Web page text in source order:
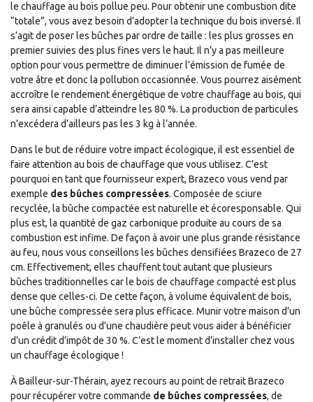
le chauffage au bois pollue peu. Pour obtenir une combustion dite
“totale”, vous avez besoin d’adopter la technique du bois inversé. Il
s’agit de poser les bûches par ordre de taille : les plus grosses en
premier suivies des plus fines vers le haut. Il n’y a pas meilleure
option pour vous permettre de diminuer l’émission de fumée de
votre âtre et donc la pollution occasionnée. Vous pourrez aisément
accroître le rendement énergétique de votre chauffage au bois, qui
sera ainsi capable d’atteindre les 80 %. La production de particules
n’excédera d’ailleurs pas les 3 kg à l’année.
Dans le but de réduire votre impact écologique, il est essentiel de
faire attention au bois de chauffage que vous utilisez. C’est
pourquoi en tant que fournisseur expert, Brazeco vous vend par
exemple des bûches compressées. Composée de sciure
recyclée, la bûche compactée est naturelle et écoresponsable. Qui
plus est, la quantité de gaz carbonique produite au cours de sa
combustion est infime. De façon à avoir une plus grande résistance
au feu, nous vous conseillons les bûches densifiées Brazeco de 27
cm. Effectivement, elles chauffent tout autant que plusieurs
bûches traditionnelles car le bois de chauffage compacté est plus
dense que celles-ci. De cette façon, à volume équivalent de bois,
une bûche compressée sera plus efficace. Munir votre maison d’un
poêle à granulés ou d’une chaudière peut vous aider à bénéficier
d’un crédit d’impôt de 30 %. C’est le moment d’installer chez vous
un chauffage écologique !
À Bailleur-sur-Thérain, ayez recours au point de retrait Brazeco
pour récupérer votre commande de bûches compressées, de